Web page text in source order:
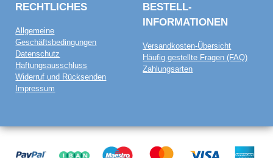
RECHTLICHES
Allgemeine
Geschäftsbedingungen
Datenschutz
Haftungsausschluss
Widerruf und Rücksenden
Impressum
BESTELL­
INFORMATIONEN
Versandkosten-Übersicht
Häufig gestellte Fragen (FAQ)
Zahlungsarten